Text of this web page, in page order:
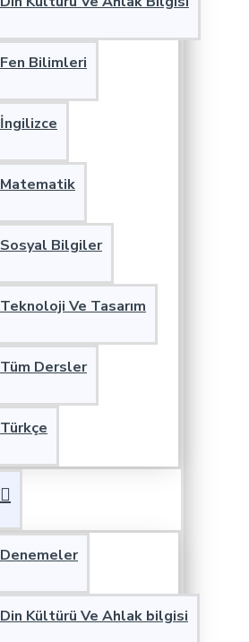
Fen Bilimleri
İngilizce
Matematik
Sosyal Bilgiler
Teknoloji Ve Tasarım
Tüm Dersler
Türkçe
Denemeler
Din Kültürü Ve Ahlak bilgisi